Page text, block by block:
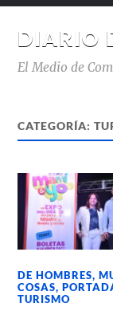
DIARIO
El Medio de
CATEGORÍA:
DE HOMBRES,
COSAS,
TURISMO